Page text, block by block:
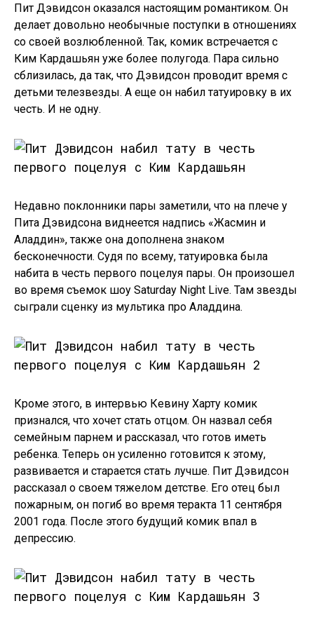
Пит Дэвидсон оказался настоящим романтиком. Он
делает довольно необычные поступки в отношениях
со своей возлюбленной. Так, комик встречается с
Ким Кардашьян уже более полугода. Пара сильно
сблизилась, да так, что Дэвидсон проводит время с
детьми телезвезды. А еще он набил татуировку в их
честь. И не одну.
Недавно поклонники пары заметили, что на плече у
Пита Дэвидсона виднеется надпись «Жасмин и
Аладдин», также она дополнена знаком
бесконечности. Судя по всему, татуировка была
набита в честь первого поцелуя пары. Он произошел
во время съемок шоу Saturday Night Live. Там звезды
сыграли сценку из мультика про Аладдина.
Кроме этого, в интервью Кевину Харту комик
признался, что хочет стать отцом. Он назвал себя
семейным парнем и рассказал, что готов иметь
ребенка. Теперь он усиленно готовится к этому,
развивается и старается стать лучше. Пит Дэвидсон
рассказал о своем тяжелом детстве. Его отец был
пожарным, он погиб во время теракта 11 сентября
2001 года. После этого будущий комик впал в
депрессию.